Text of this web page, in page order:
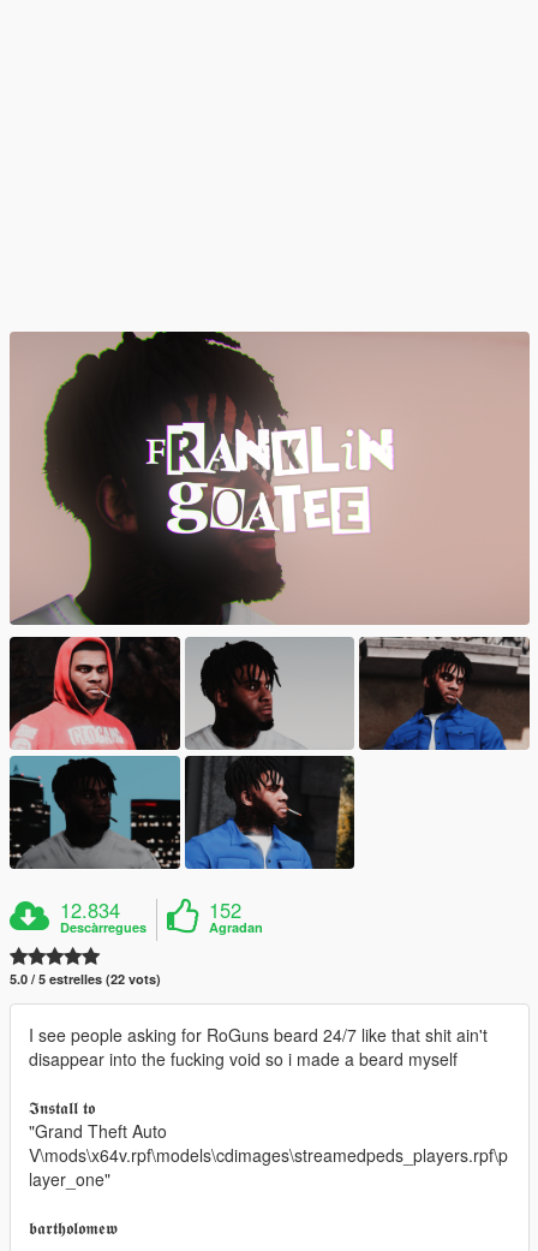
12.834
Descàrregues
152
Agradan
5.0 / 5 estrelles (22 vots)
I see people asking for RoGuns beard 24/7 like that shit ain't
disappear into the fucking void so i made a beard myself
𝕴𝖓𝖘𝖙𝖆𝖑𝖑 𝖙𝖔
"Grand Theft Auto
V\mods\x64v.rpf\models\cdimages\streamedpeds_players.rpf\p
layer_one"
𝖇𝖆𝖗𝖙𝖍𝖔𝖑𝖔𝖒𝖊𝖜